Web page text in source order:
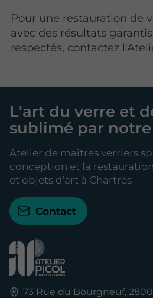
Pour une restauration de
avec des résultats
respectés, contactez
73 Rue du Bourgneuf,
L'art du verre et
sublimé par
Atelier de maîtres verriers
conception et la
et objets d'art à Chartres
Contact